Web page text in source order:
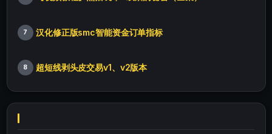
7 汉化修正版smc智能资金订单指标
8 超短线剥头皮交易v1、v2版本